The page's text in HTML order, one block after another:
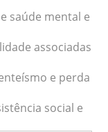
saúde mental e
associadas
e perda
social e